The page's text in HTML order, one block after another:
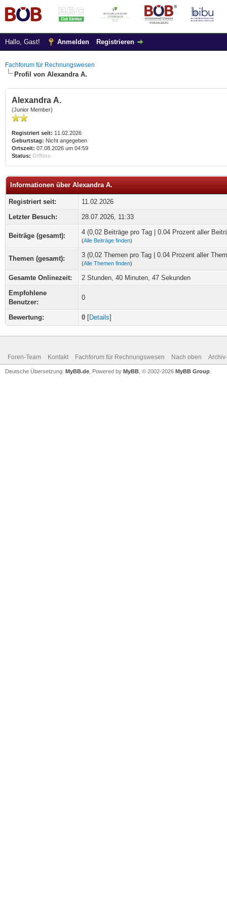
Hallo, Gast! Anmelden Registrieren
Fachforum für Rechnungswesen
Profil von Alexandra A.
Alexandra A.
(Junior Member)
Registriert seit: 11.02.2026
Geburtstag: Nicht angegeben
Ortszeit: 07.08.2026 um 04:59
Status: Offline
Informationen über Alexandra A.
Registriert seit:
11.02.2026
Letzter Besuch:
28.07.2026, 11:33
Beiträge (gesamt): 4 (0,02 Beiträge pro Tag | 0.04 Prozent aller
(Alle Beiträge finden)
Themen (gesamt): 3 (0,02 Themen pro Tag | 0.04 Prozent aller
(Alle Themen finden)
Gesamte Onlinezeit:
2 Stunden, 40 Minuten, 47 Sekunden
Empfohlene
Benutzer:
0
Bewertung: 0 [Details]
Foren-Team Kontakt Fachforum für Rechnungswesen Nach oben
Deutsche Übersetzung: MyBB.de , Powered by MyBB , © 2002-2026 MyBB Group